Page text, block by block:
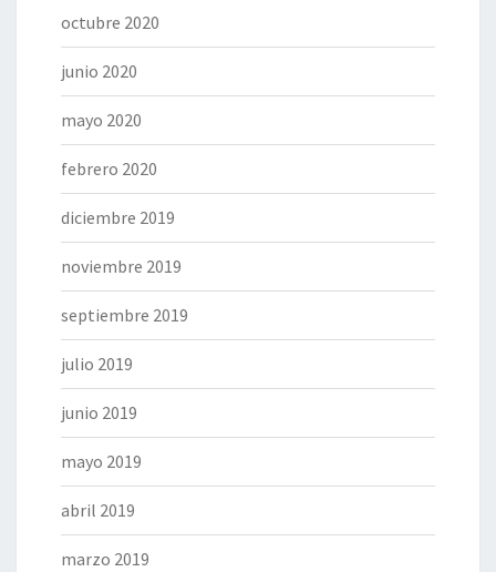
octubre 2020
junio 2020
mayo 2020
febrero 2020
diciembre 2019
noviembre 2019
septiembre 2019
julio 2019
junio 2019
mayo 2019
abril 2019
marzo 2019